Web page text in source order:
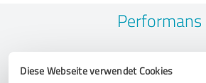
Diese Webseite verwendet Cookies
Performans